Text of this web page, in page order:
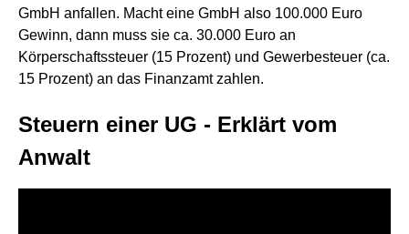
GmbH anfallen. Macht eine GmbH also 100.000 Euro
Gewinn, dann muss sie ca. 30.000 Euro an
Körperschaftssteuer (15 Prozent) und Gewerbesteuer (ca.
15 Prozent) an das Finanzamt zahlen.
Steuern einer UG - Erklärt vom
Anwalt